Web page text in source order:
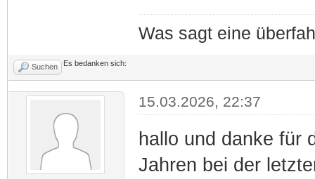
Was sagt eine
Suchen Es bedanken sich:
15.03.2026, 22:37
hallo und danke für
Jahren bei der